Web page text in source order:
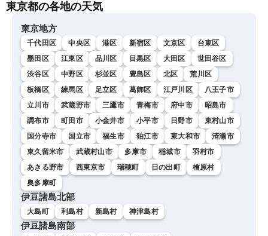
東京都の各地の天気
東京地方
千代田区 中央区 港区 新宿区 文京区
台東区
墨田区
江東区 品川区 目黒区 大田区
世田谷区
渋谷区
中野区 杉並区 豊島区 北区
荒川区
板橋区
練馬区 足立区 葛飾区 江戸川区
八王子市
立川市
武蔵野市 三鷹市 青梅市 府中市
昭島市
調布市
町田市 小金井市 小平市 日野市
東村山市
国分寺市
国立市 福生市 狛江市 東大和市
清瀬市
東久留米市
武蔵村山市 多摩市 稲城市
羽村市
あきる野市
西東京市 瑞穂町 日の出町
檜原村
奥多摩町
伊豆諸島北部
大島町 利島村 新島村 神津島村
伊豆諸島南部